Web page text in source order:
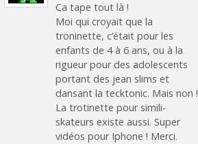
Ca tape tout là !
Moi qui croyait que la
troninette, c’était pour les
enfants de 4 à 6 ans, ou à la
rigueur pour des adolescents
portant des jean slims et
dansant la tecktonic. Mais non !
La trotinette pour simili-
skateurs existe aussi. Super
vidéos pour Iphone ! Merci.